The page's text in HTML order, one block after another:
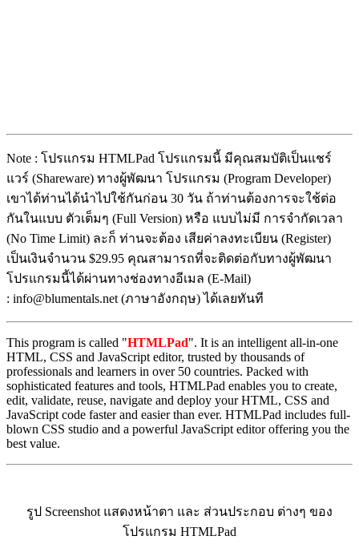
Note : โปรแกรม HTMLPad โปรแกรมนี้ มีคุณสมบัติเป็นแชร์
แวร์ (Shareware) ทางผู้พัฒนา โปรแกรม (Program Developer)
เขาได้ท่านได้นำไปใช้กันก่อน 30 วัน ถ้าท่านต้องการจะใช้ต่อ
กันในแบบ ตัวเต็มๆ (Full Version) หรือ แบบไม่มี การจำกัดเวลา
(No Time Limit) ละก็ ท่านจะต้อง เสียค่าลงทะเบียน (Register)
เป็นเงินจำนวน $29.95 คุณสามารถที่จะติดต่อกับทางผู้พัฒนา
โปรแกรมนี้ได้ผ่านทางช่องทางอีเมล (E-Mail)
: info@blumentals.net (ภาษาอังกฤษ) ได้เลยทันที
This program is called "HTMLPad". It is an intelligent all-in-one
HTML, CSS and JavaScript editor, trusted by thousands of
professionals and learners in over 50 countries. Packed with
sophisticated features and tools, HTMLPad enables you to create,
edit, validate, reuse, navigate and deploy your HTML, CSS and
JavaScript code faster and easier than ever. HTMLPad includes full-
blown CSS studio and a powerful JavaScript editor offering you the
best value.
รูป Screenshot แสดงหน้าตา และ ส่วนประกอบ ต่างๆ ของ
โปรแกรม HTMLPad